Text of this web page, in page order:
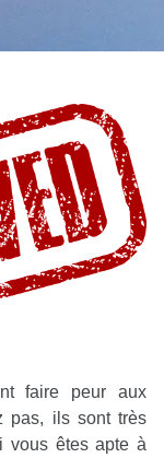
faire peur aux
pas, ils sont très
vous êtes apte à